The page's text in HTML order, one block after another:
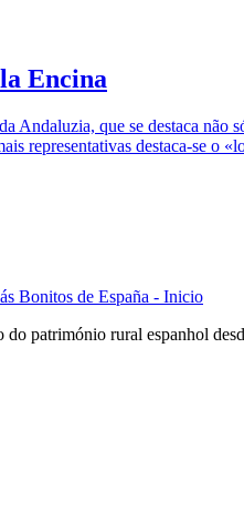
Encina
Andaluzia, que se destaca
representativas destaca-se o
Bonitos de España - Inicio
do património rural espanhol